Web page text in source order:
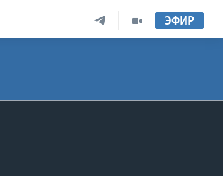
ЭФИР